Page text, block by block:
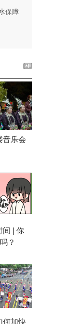
保障
音乐会
间 | 你
？
何加快